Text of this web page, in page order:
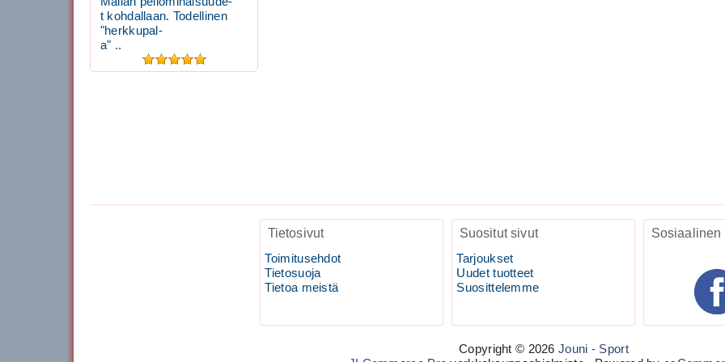
t kohdallaan. Todellinen
"herkkupal-
a" ..
Tietosivut
Toimitusehdot
Tietosuoja
Tietoa meistä
Suositut sivut
Tarjoukset
Uudet tuotteet
Suosittelemme
Sosiaalinen
Copyright © 2026Jouni - Sport